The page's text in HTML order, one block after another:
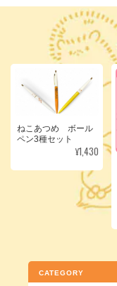
ねこあつめ ボール
ペン3種セット
¥1,430
CATEGORY